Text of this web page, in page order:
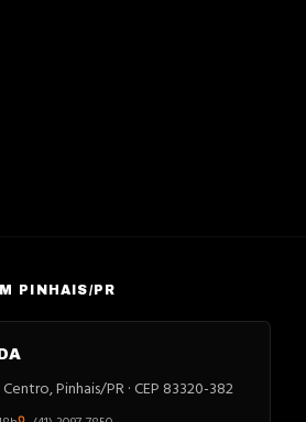
PINHAIS/PR
Pinhais/PR · CEP 83320-382